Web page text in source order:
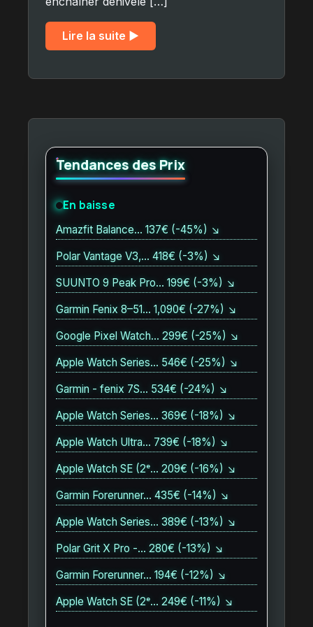
Lire la suite ▶︎
Tendances des Prix
En baisse
Amazfit Balance… 137€ (-45%) ↘
Polar Vantage V3,… 418€ (-3%) ↘
SUUNTO 9 Peak Pro… 199€ (-3%) ↘
Garmin Fenix 8–51… 1,090€ (-27%) ↘
Google Pixel Watch… 299€ (-25%) ↘
Apple Watch Series… 546€ (-25%) ↘
Garmin - fenix 7S… 534€ (-24%) ↘
Apple Watch Series… 369€ (-18%) ↘
Apple Watch Ultra… 739€ (-18%) ↘
Apple Watch SE (2ᵉ… 209€ (-16%) ↘
Garmin Forerunner… 435€ (-14%) ↘
Apple Watch Series… 389€ (-13%) ↘
Polar Grit X Pro -… 280€ (-13%) ↘
Garmin Forerunner… 194€ (-12%) ↘
Apple Watch SE (2ᵉ… 249€ (-11%) ↘